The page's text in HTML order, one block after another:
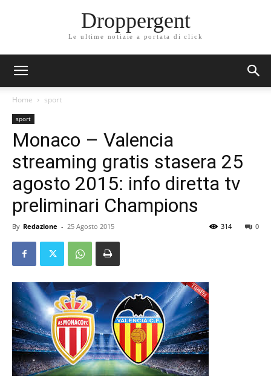
Droppergent
Le ultime notizie a portata di click
Home sport
sport
Monaco – Valencia
streaming gratis stasera 25
agosto 2015: info diretta tv
preliminari Champions
By Redazione - 25 Agosto 2015 0
314